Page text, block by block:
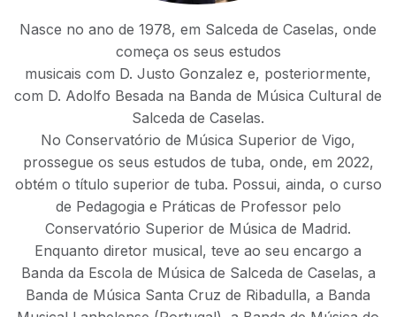
Nasce no ano de 1978, em Salceda de Caselas, onde
começa os seus estudos
musicais com D. Justo Gonzalez e, posteriormente,
com D. Adolfo Besada na Banda de Música Cultural de
Salceda de Caselas.
No Conservatório de Música Superior de Vigo,
prossegue os seus estudos de tuba, onde, em 2022,
obtém o título superior de tuba. Possui, ainda, o curso
de Pedagogia e Práticas de Professor pelo
Conservatório Superior de Música de Madrid.
Enquanto diretor musical, teve ao seu encargo a
Banda da Escola de Música de Salceda de Caselas, a
Banda de Música Santa Cruz de Ribadulla, a Banda